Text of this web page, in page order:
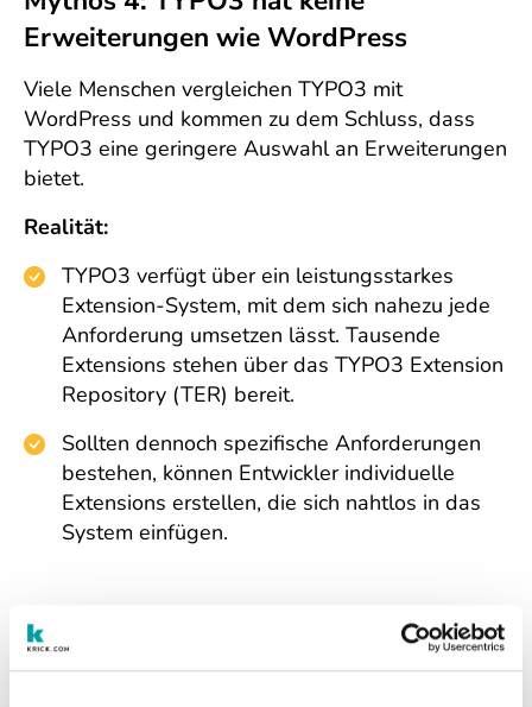
Erweiterungen wie WordPress
Viele Menschen vergleichen TYPO3 mit
WordPress und kommen zu dem Schluss, dass
TYPO3 eine geringere Auswahl an Erweiterungen
bietet.
Realität:
TYPO3 verfügt über ein leistungsstarkes
Extension-System, mit dem sich nahezu jede
Anforderung umsetzen lässt. Tausende
Extensions stehen über das TYPO3 Extension
Repository (TER) bereit.
Sollten dennoch spezifische Anforderungen
bestehen, können Entwickler individuelle
Extensions erstellen, die sich nahtlos in das
System einfügen.
Mythos 5: TYPO3 ist teuer